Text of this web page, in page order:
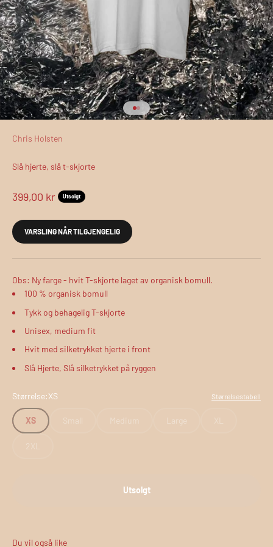
Gå til element 1
Gå til element 2
Chris Holsten
Slå hjerte, slå t-skjorte
Salgspris
399,00 kr Utsolgt
VARSLING NÅR TILGJENGELIG
Obs: Ny farge - hvit T-skjorte laget av organisk bomull.
100 % organisk bomull
Tykk og behagelig T-skjorte
Unisex, medium fit
Hvit med silketrykket hjerte i front
Slå Hjerte, Slå silketrykket på ryggen
Størrelse:XS Størrelsestabell
XS Small Medium Large XL
2XL
Utsolgt